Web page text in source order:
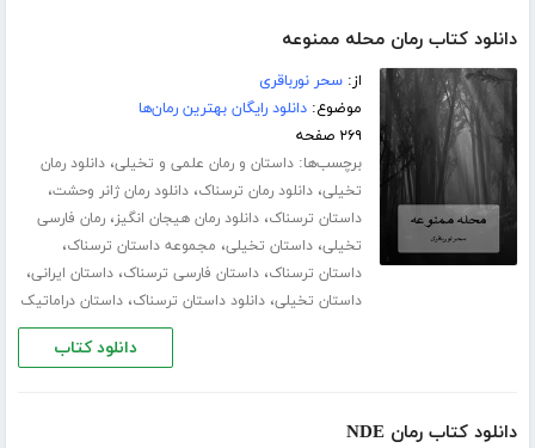
دانلود کتاب رمان محله ممنوعه
از:سحر نورباقری
موضوع:دانلود رایگان بهترین رمان‌ها
۲۶۹ صفحه
برچسب‌ها:داستان و رمان علمی و تخیلی،دانلود رمان
تخیلی،دانلود رمان ترسناک،دانلود رمان ژانر وحشت،
داستان ترسناک،دانلود رمان هیجان انگیز،رمان فارسی
تخیلی،داستان تخیلی، مجموعه داستان ترسناک،
داستان ترسناک،داستان فارسی ترسناک،داستان ایرانی،
داستان تخیلی،دانلود داستان ترسناک،داستان دراماتیک
دانلود کتاب
دانلود کتاب رمان NDE